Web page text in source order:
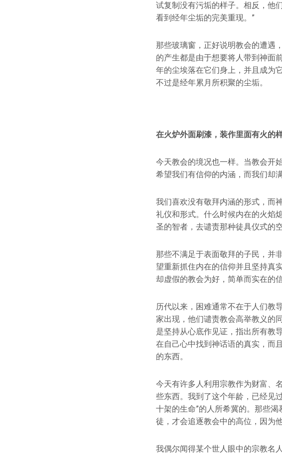
试复制没有污垢的样子。相反，他
看到经年尘垢的完美重现。”
那些玻璃窗，正好说明教会的遭遇
的产生都是由于想要将人带到神面
年的尘埃落在它们身上，并且成为
不过是经年累月所积聚的尘垢。
在火炉外面刷漆，装作里面有火的
今天教会的境况也一样。当教会开
希望我们有信仰的内涵，而我们却
我们喜欢没有敬拜内涵的形式，而
礼仪和形式。什么时候内在的火焰
圣的智者，去谴责那种徒具仪式的
那些不满足于表面敬拜的子民，并
望重新抓住内在的信仰并且坚持真
却虚假的教会为好，简单而实在的
历代以来，困难通常不在于人们教
家出现，他们谴责教会高举教义的
是坚持从心底作见证，指出所有教
在自己心中找到神话语的真实，而
的东西。
今天有许多人利用宗教作为财富、
些东西。我到了这个年龄，已经见
十架的生命”的人所希冀的。那些
徒，才会追逐教会中的高位，因为
我偶尔闻得某个世人眼中的宗教名